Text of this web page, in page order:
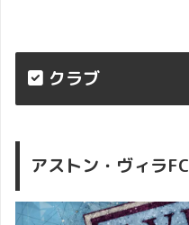
クラブ
アストン・ヴィラFC